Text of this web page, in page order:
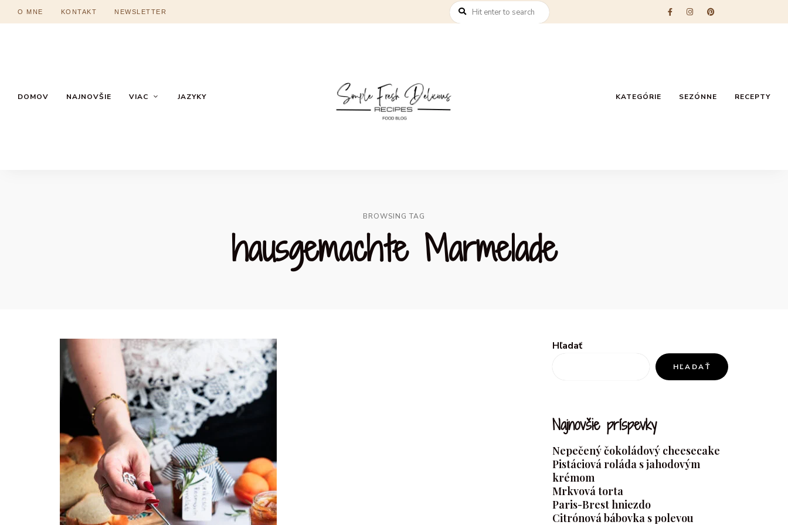
O MNE KONTAKT NEWSLETTER
DOMOV NAJNOVŠIE VIAC JAZYKY KATEGÓRIE SEZÓNNE RECEPTY
BROWSING TAG
hausgemachte Marmelade
Hľadať
HĽADAŤ
Najnovšie príspevky
Nepečený čokoládový cheesecake
Pistáciová roláda s jahodovým
krémom
Mrkvová torta
Paris-Brest hniezdo
Citrónová bábovka s polevou